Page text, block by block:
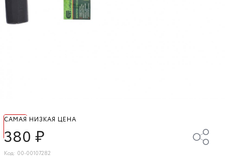
САМАЯ НИЗКАЯ ЦЕНА
380 ₽
Код: 00-00107282